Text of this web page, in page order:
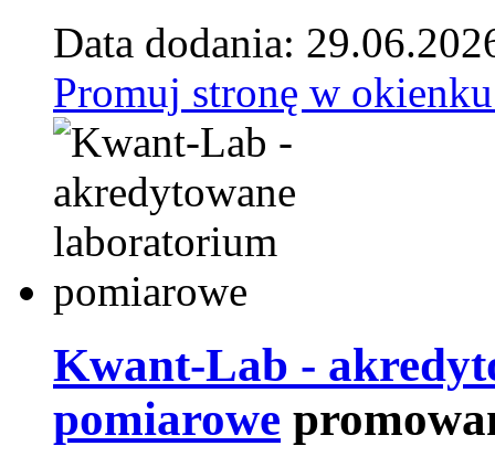
Data dodania:
Promuj stronę w
Kwant-Lab -
pomiarowe